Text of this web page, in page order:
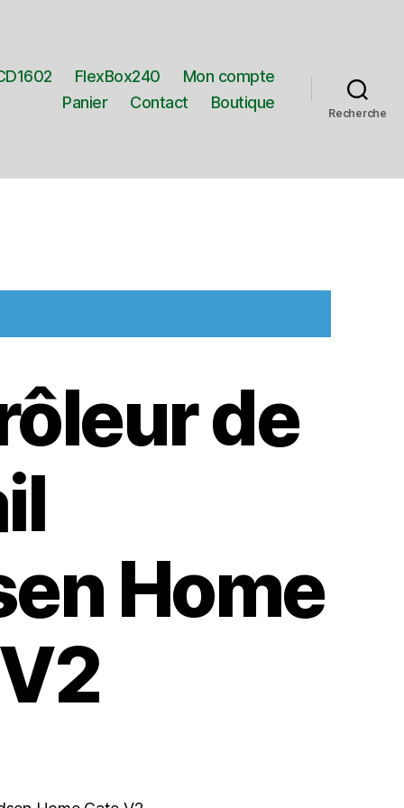
FlexBox240
Mon compte
Panier
Contact Boutique
Recherche
de
Home